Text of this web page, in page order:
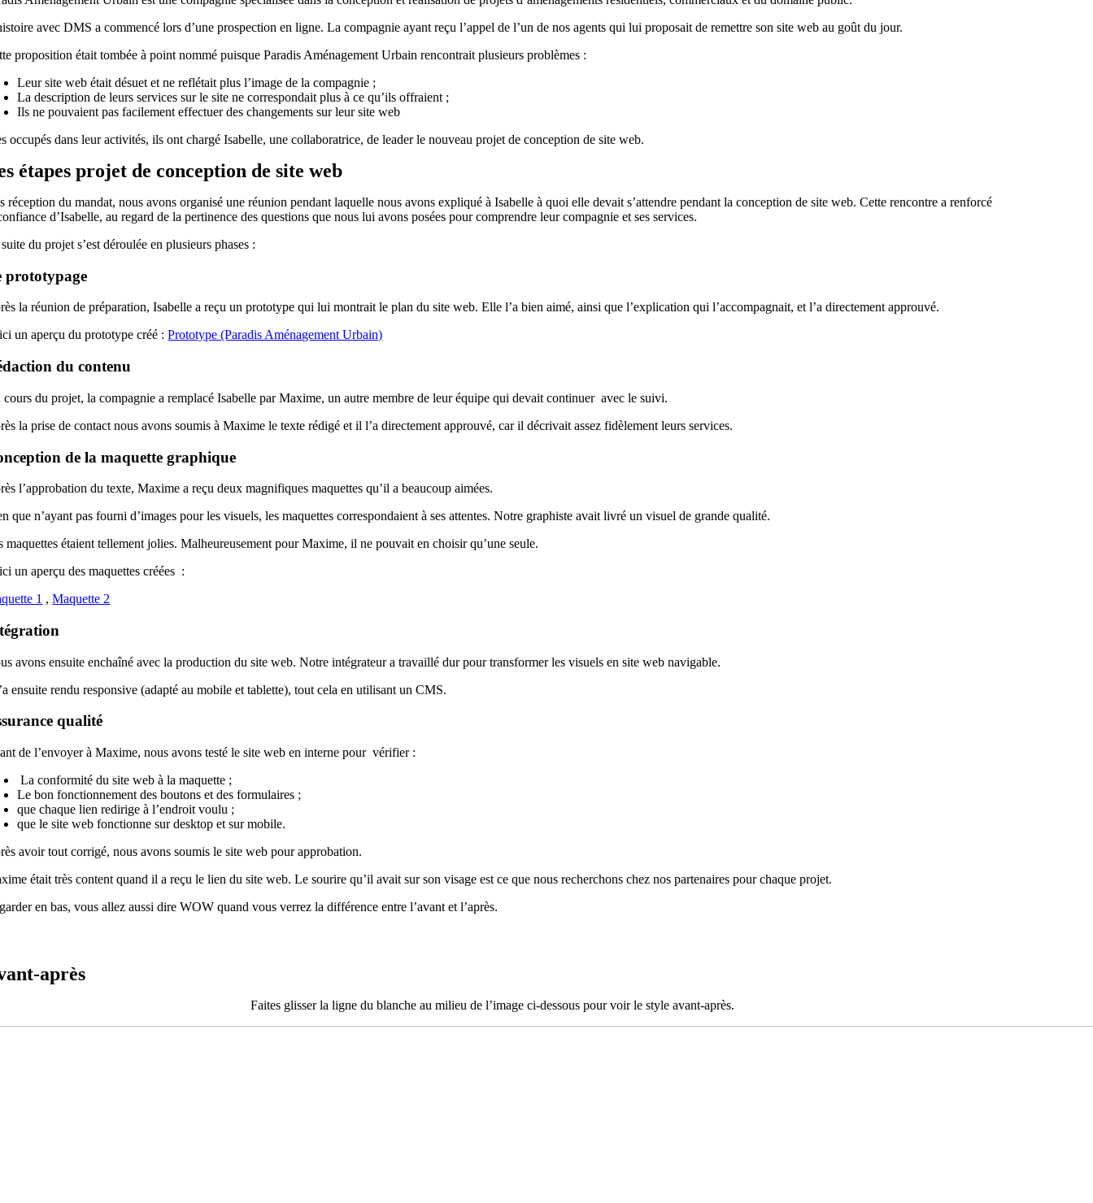
avec DMS a commencé lors d’une prospection en ligne. La compagnie ayant reçu l’appel de l’un de nos agents qui lui proposait de remettre son site web au goût du jour.
proposition était tombée à point nommé puisque Paradis Aménagement Urbain rencontrait plusieurs problèmes :
Leur site web était désuet et ne reflétait plus l’image de la compagnie ;
La description de leurs services sur le site ne correspondait plus à ce qu’ils offraient ;
Ils ne pouvaient pas facilement effectuer des changements sur leur site web
occupés dans leur activités, ils ont chargé Isabelle, une collaboratrice, de leader le nouveau projet de conception de site web.
étapes projet de conception de site web
réception du mandat, nous avons organisé une réunion pendant laquelle nous avons expliqué à Isabelle à quoi elle devait s’attendre pendant la conception de site web. Cette rencontre a renforcé
d’Isabelle, au regard de la pertinence des questions que nous lui avons posées pour comprendre leur compagnie et ses services.
du projet s’est déroulée en plusieurs phases :
prototypage
la réunion de préparation, Isabelle a reçu un prototype qui lui montrait le plan du site web. Elle l’a bien aimé, ainsi que l’explication qui l’accompagnait, et l’a directement approuvé.
un aperçu du prototype créé :Prototype (Paradis Aménagement Urbain)
du contenu
du projet, la compagnie a remplacé Isabelle par Maxime, un autre membre de leur équipe qui devait continuer avec le suivi.
la prise de contact nous avons soumis à Maxime le texte rédigé et il l’a directement approuvé, car il décrivait assez fidèlement leurs services.
de la maquette graphique
l’approbation du texte, Maxime a reçu deux magnifiques maquettes qu’il a beaucoup aimées.
que n’ayant pas fourni d’images pour les visuels, les maquettes correspondaient à ses attentes. Notre graphiste avait livré un visuel de grande qualité.
maquettes étaient tellement jolies. Malheureusement pour Maxime, il ne pouvait en choisir qu’une seule.
un aperçu des maquettes créées :
1 ,Maquette 2
avons ensuite enchaîné avec la production du site web. Notre intégrateur a travaillé dur pour transformer les visuels en site web navigable.
ensuite rendu responsive (adapté au mobile et tablette), tout cela en utilisant un CMS.
qualité
de l’envoyer à Maxime, nous avons testé le site web en interne pour vérifier :
La conformité du site web à la maquette ;
Le bon fonctionnement des boutons et des formulaires ;
que chaque lien redirige à l’endroit voulu ;
que le site web fonctionne sur desktop et sur mobile.
avoir tout corrigé, nous avons soumis le site web pour approbation.
était très content quand il a reçu le lien du site web. Le sourire qu’il avait sur son visage est ce que nous recherchons chez nos partenaires pour chaque projet.
en bas, vous allez aussi dire WOW quand vous verrez la différence entre l’avant et l’après.
après
Faites glisser la ligne du blanche au milieu de l’image ci-dessous pour voir le style avant-après.